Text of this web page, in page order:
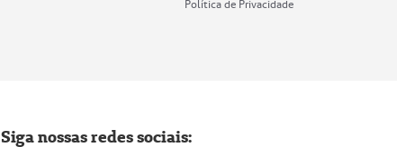
Política de Privacidade
Siga nossas redes sociais: